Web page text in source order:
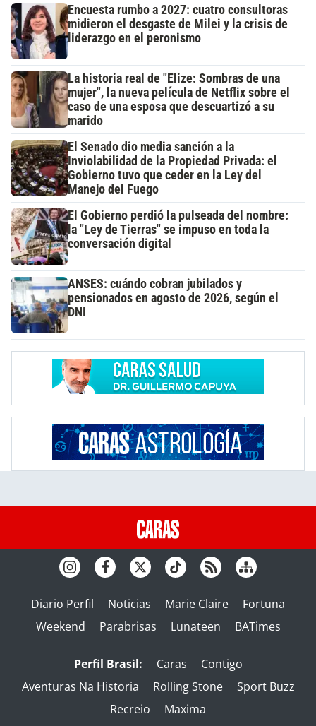
Encuesta rumbo a 2027: cuatro consultoras
midieron el desgaste de Milei y la crisis de
liderazgo en el peronismo
La historia real de "Elize: Sombras de una
mujer", la nueva película de Netflix sobre el
caso de una esposa que descuartizó a su
marido
El Senado dio media sanción a la
Inviolabilidad de la Propiedad Privada: el
Gobierno tuvo que ceder en la Ley del
Manejo del Fuego
El Gobierno perdió la pulseada del nombre:
la "Ley de Tierras" se impuso en toda la
conversación digital
ANSES: cuándo cobran jubilados y
pensionados en agosto de 2026, según el
DNI
Diario Perfil Noticias Marie Claire
Fortuna
Weekend
Parabrisas Lunateen BATimes
Perfil Brasil: Caras
Contigo
Aventuras Na Historia
Rolling Stone
Sport Buzz
Recreio
Maxima